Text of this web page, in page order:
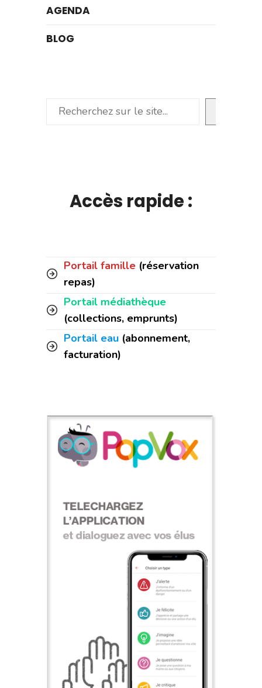
AGENDA
BLOG
Rechercher
Accès rapide :
Portail famille (réservation
repas)
Portail médiathèque
(collections, emprunts)
Portail eau (abonnement,
facturation)